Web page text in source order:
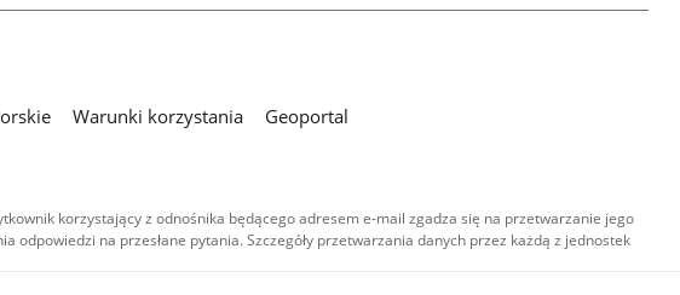
Warunki korzystania
Geoportal
korzystający z odnośnika będącego adresem e-mail zgadza się na przetwarzanie jego
na przesłane pytania. Szczegóły przetwarzania danych przez każdą z jednostek